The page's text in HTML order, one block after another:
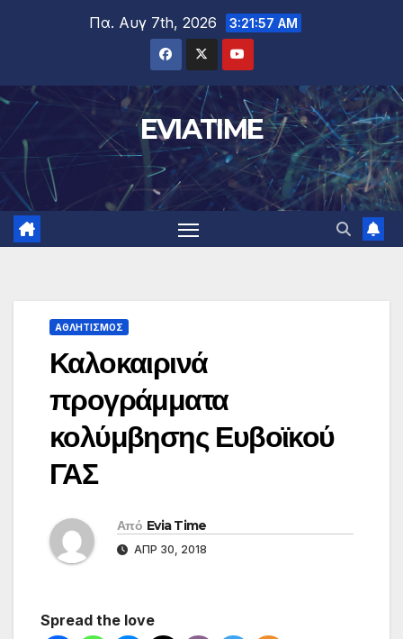
Πα. Αυγ 7th, 2026 3:21:58 AM
EVIATIME
ΑΘΛΗΤΙΣΜΟΣ
Καλοκαιρινά
προγράμματα
κολύμβησης Ευβοϊκού
ΓΑΣ
Από Evia Time
ΑΠΡ 30, 2018
Spread the love